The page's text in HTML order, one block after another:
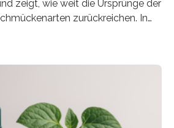
zeigt, wie weit die Ursprünge der
zurückreichen. In
älteste bekannte Stechmücken-
und hat sich in
erhalten. Es konnte als neue
beschrieben werden und trägt
primaevus. Dieser erste